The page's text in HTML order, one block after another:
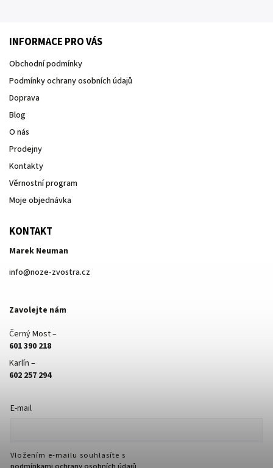
INFORMACE PRO VÁS
Obchodní podmínky
Podmínky ochrany osobních údajů
Doprava
Blog
O nás
Prodejny
Kontakty
Věrnostní program
Moje objednávka
KONTAKT
Marek Neuman
info@noze-zvostra.cz
Zavolejte nám
Černý Most –
601 390 218
Karlín –
602 257 294
E-mail
Vložením e-mailu souhlasíte s